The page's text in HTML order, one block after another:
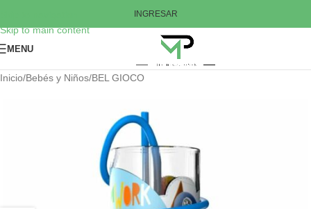
Skip to main content
INGRESAR
MENU
Inicio/Bebés y Niños/BEL GIOCO